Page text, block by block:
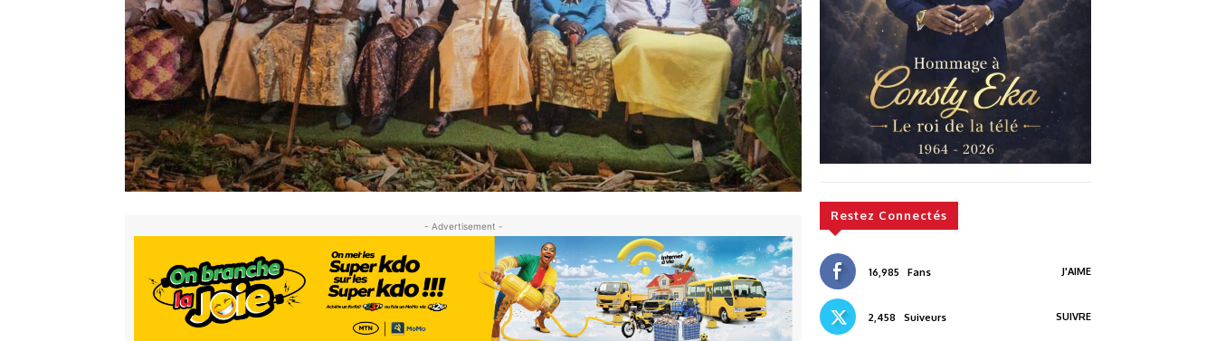
- Advertisement -
Restez Connectés
16,985 Fans J'AIME
2,458 Suiveurs SUIVRE